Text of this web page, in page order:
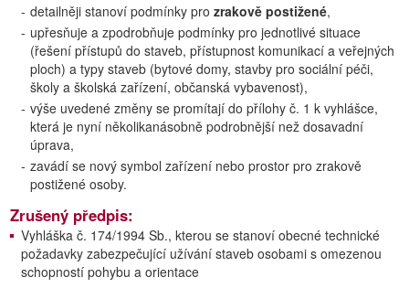
- detailněji stanoví podmínky pro zrakově postižené,
- upřesňuje a zpodrobňuje podmínky pro jednotlivé situace
(řešení přístupů do staveb, přístupnost komunikací a veřejných
ploch) a typy staveb (bytové domy, stavby pro sociální péči,
školy a školská zařízení, občanská vybavenost),
- výše uvedené změny se promítají do přílohy č. 1 k vyhlášce,
která je nyní několikanásobně podrobnější než dosavadní
úprava,
- zavádí se nový symbol zařízení nebo prostor pro zrakově
postižené osoby.
Zrušený předpis:
Vyhláška č. 174/1994 Sb., kterou se stanoví obecné technické
požadavky zabezpečující užívání staveb osobami s omezenou
schopností pohybu a orientace